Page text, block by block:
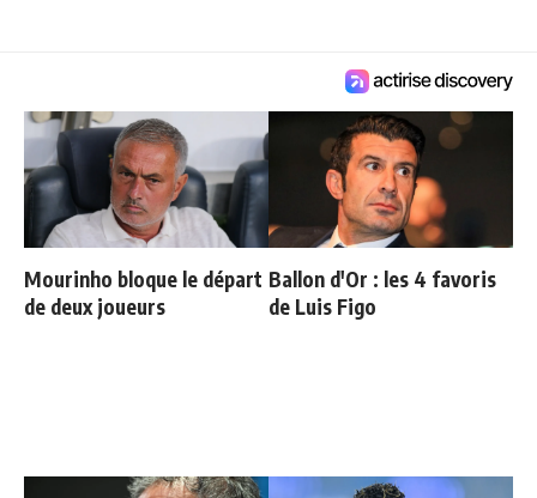
Mourinho bloque le départ
de deux joueurs
Ballon d'Or : les 4 favoris
de Luis Figo